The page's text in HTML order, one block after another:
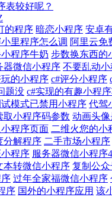
表较好呢？
的程序 暗恋小程序 安卓
里程序怎么调 阿里云免
程序牛奶 步数换东西的
器微信小程序 不要乱动
的小程序 c#评分小程序
题没 c#实现的有趣小程
模式已禁用小程序 代驾
取小程序码参数 动画头
程序页面 二维火您的小
分解程序 二手市场小程序
程序 服务器微信小程序
本转微信小程序 复制公
过年全家福微信小程序
序 国外的小程序应用 该